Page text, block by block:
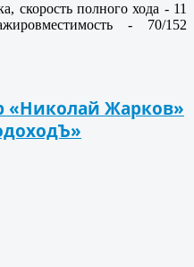
скорость полного хода - 11
- 70/152
Жарков»